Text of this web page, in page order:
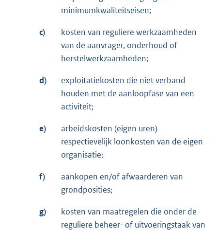
minimumkwaliteitseisen;
c)
kosten van reguliere werkzaamheden
van de aanvrager, onderhoud of
herstelwerkzaamheden;
d)
exploitatiekosten die niet verband
houden met de aanloopfase van een
activiteit;
e)
arbeidskosten (eigen uren)
respectievelijk loonkosten van de eigen
organisatie;
f)
aankopen en/of afwaarderen van
grondposities;
g)
kosten van maatregelen die onder de
reguliere beheer- of uitvoeringstaak van